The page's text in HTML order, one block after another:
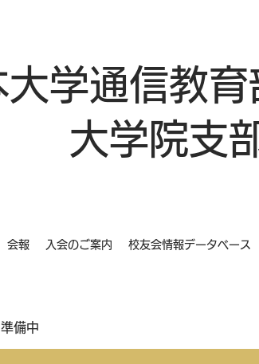
大学通信教
大学院支
会報 入会のご案内 校友会情報データベース
備中